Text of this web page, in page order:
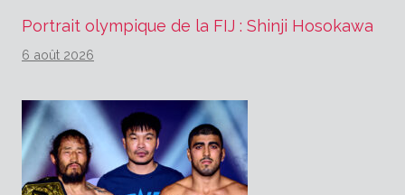
Portrait olympique de la FIJ : Shinji Hosokawa
6 août 2026